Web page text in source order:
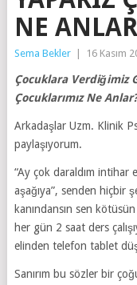
NE
Sema Bekler 16 Kasım
Çocuklara Verdiğimiz
Çocuklarımız Ne Anlar?
Arkadaşlar Uzm. Klinik
paylaşıyorum.
“Ay çok daraldım intihar
aşağıya”, senden hiçbir
kanındansın sen
her gün 2 saat ders
elinden telefon tablet
Sanırım bu sözler bir